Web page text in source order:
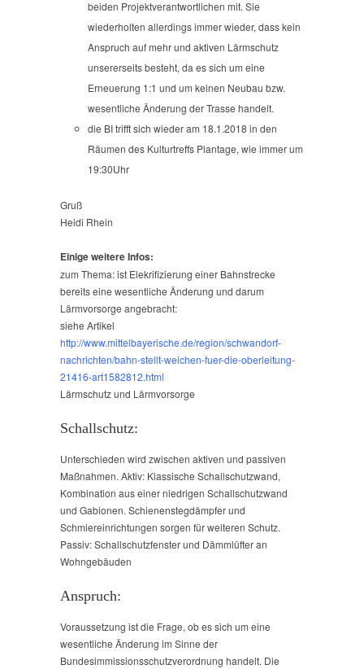
beiden Projektverantwortlichen mit. Sie
wiederholten allerdings immer wieder, dass kein
Anspruch auf mehr und aktiven Lärmschutz
unsererseits besteht, da es sich um eine
Erneuerung 1:1 und um keinen Neubau bzw.
wesentliche Änderung der Trasse handelt.
die BI trifft sich wieder am 18.1.2018 in den
Räumen des Kulturtreffs Plantage, wie immer um
19:30Uhr
Gruß
Heidi Rhein
Einige weitere Infos:
zum Thema: ist Elekrifizierung einer Bahnstrecke
bereits eine wesentliche Änderung und darum
Lärmvorsorge angebracht:
siehe Artikel
http://www.mittelbayerische.de/region/schwandorf-
nachrichten/bahn-stellt-weichen-fuer-die-oberleitung-
21416-art1582812.html
Lärmschutz und Lärmvorsorge
Schallschutz:
Unterschieden wird zwischen aktiven und passiven
Maßnahmen. Aktiv: Klassische Schallschutzwand,
Kombination aus einer niedrigen Schallschutzwand
und Gabionen. Schienenstegdämpfer und
Schmiereinrichtungen sorgen für weiteren Schutz.
Passiv: Schallschutzfenster und Dämmlüfter an
Wohngebäuden
Anspruch:
Voraussetzung ist die Frage, ob es sich um eine
wesentliche Änderung im Sinne der
Bundesimmissionsschutzverordnung handelt. Die